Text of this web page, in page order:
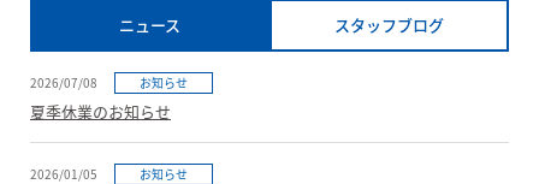
ニュース スタッフブログ
2026/07/08 お知らせ
夏季休業のお知らせ
2026/01/05 お知らせ